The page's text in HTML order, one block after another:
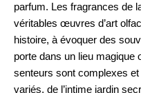
parfum. Les fragrances de
véritables œuvres d’art
histoire, à évoquer des
porte dans un lieu magique
senteurs sont complexes
variés, de l’intime jardin